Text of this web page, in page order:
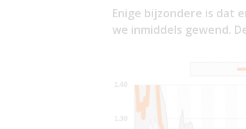
Enige bijzondere is dat
we inmiddels gewend.